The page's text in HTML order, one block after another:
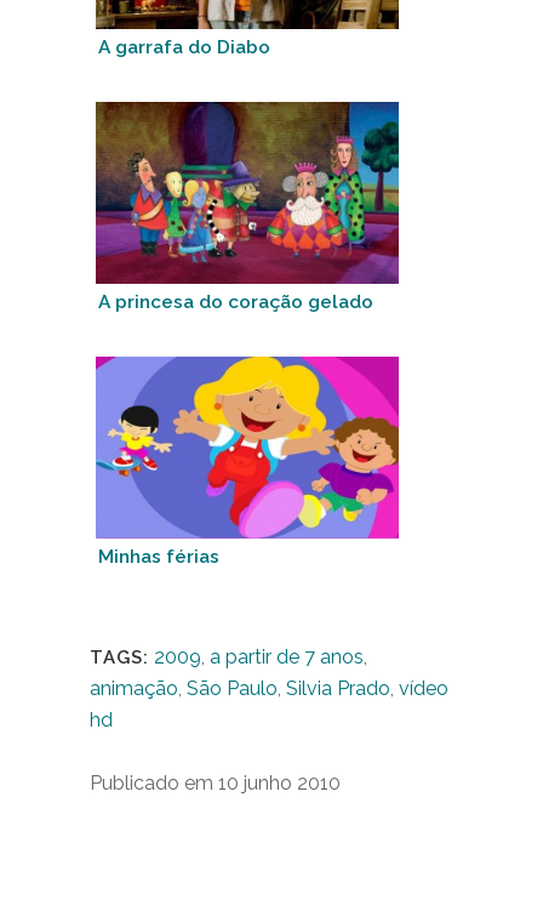
A garrafa do Diabo
A princesa do coração gelado
Minhas férias
TAGS: 2009, a partir de 7 anos,
animação, São Paulo, Silvia Prado, vídeo
hd
Publicado em 10 junho 2010